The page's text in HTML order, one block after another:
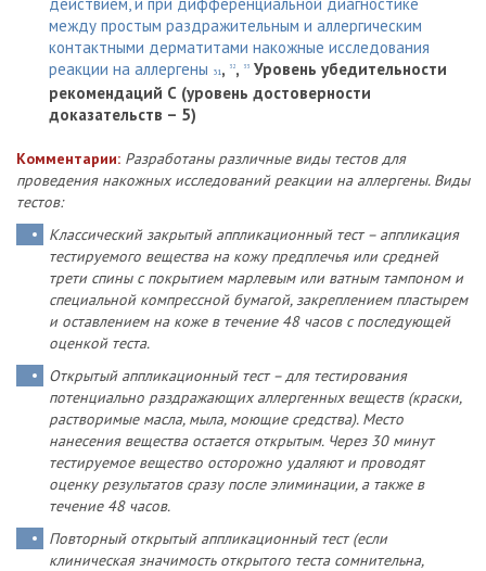
между простым раздражительным и аллергическим
контактными дерматитами накожные исследования
реакции на аллергены 31, 32, 33 Уровень убедительности
рекомендаций С (уровень достоверности
доказательств – 5)
Комментарии: Разработаны различные виды тестов для
проведения накожных исследований реакции на аллергены. Виды
тестов:
Классический закрытый аппликационный тест – аппликация
тестируемого вещества на кожу предплечья или средней
трети спины с покрытием марлевым или ватным тампоном и
специальной компрессной бумагой, закреплением пластырем
и оставлением на коже в течение 48 часов с последующей
оценкой теста.
Открытый аппликационный тест – для тестирования
потенциально раздражающих аллергенных веществ (краски,
растворимые масла, мыла, моющие средства). Место
нанесения вещества остается открытым. Через 30 минут
тестируемое вещество осторожно удаляют и проводят
оценку результатов сразу после элиминации, а также в
течение 48 часов.
Повторный открытый аппликационный тест (если
клиническая значимость открытого теста сомнительна,